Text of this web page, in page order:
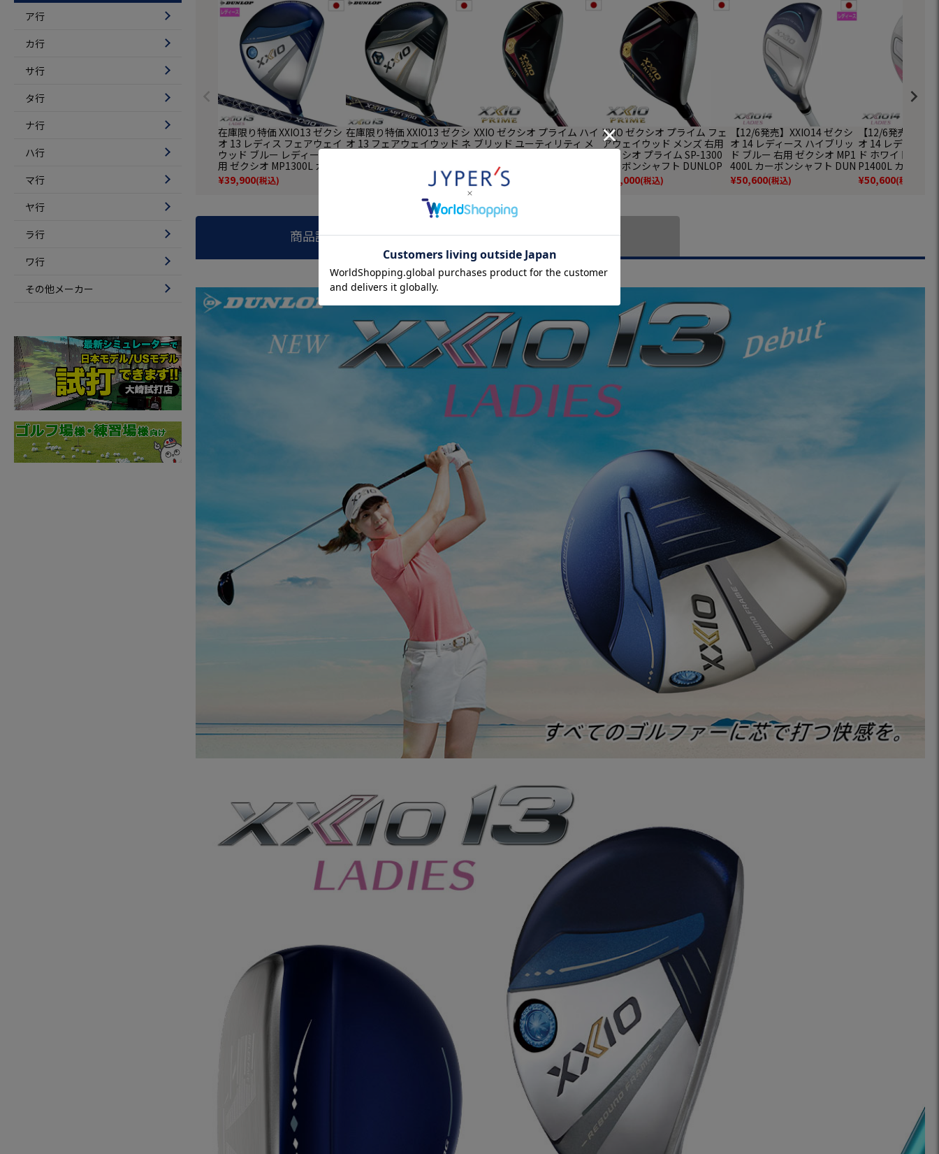
ア行
カ行
サ行
タ行
ナ行
ハ行
マ行
ヤ行
ラ行
ワ行
その他メーカー
在庫限り特価 XXIO13 ゼクシ
オ 13 レディス フェアウェイ
ウッド ブルー レディース 右
用 ゼクシオ MP1300L カーボ
ンシャフト DUNLOP ダンロ
ップ ゴルフ クラブ 2024年モ
¥39,900(税込)
在庫限り特価 XXIO13 ゼクシ
オ 13 フェアウェイウッド ネ
UNLOP ダンロップ ゴルフ ク
ラブ 2024年モデル 日本正規
XXIO ゼクシオ プライム ハイ
ブリッド ユーティリティ メ
SP-1300 カーボンシャフト D
UNLOP ゴルフクラブ 2025年
モデル 日本正規品
¥ 60,500
XXIO ゼクシオ プライム フェ
アウェイウッド メンズ 右用
ゼクシオ プライム SP-1300
カーボンシャフト DUNLOP
ゴルフクラブ 2025年モデル
日本正規品
88,000(税込)
【12/6発売】XXIO14 ゼクシ
オ 14 レディース ハイブリッ
ド ブルー 右用 ゼクシオ MP1
400L カーボンシャフト DUN
LOP ゴルフクラブ 2026年モ
デル 日本正規品
¥50,600(税込)
【12/6発売】
オ 14 レディース
ド ホワイト 右用
P1400L カーボン
UNLOP ゴルフク
モデル 日本正規品
¥50,600(税込)
商品説明 商品レビュー